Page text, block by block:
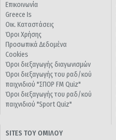
Επικοινωνία
Greece Is
Οικ. Καταστάσεις
Όροι Χρήσης
Προσωπικά Δεδομένα
Cookies
Όροι διεξαγωγής διαγωνισμών
Όροι διεξαγωγής του ραδ/κού
παιχνιδιού "ΣΠΟΡ FM Quiz"
Όροι διεξαγωγής του ραδ/κού
παιχνιδιού "Sport Quiz"
SITES ΤΟΥ ΟΜΙΛΟΥ